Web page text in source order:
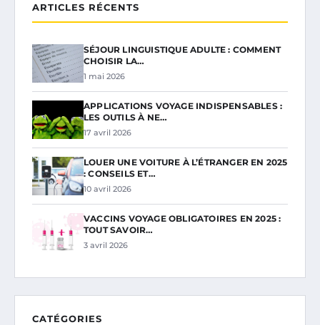
ARTICLES RÉCENTS
SÉJOUR LINGUISTIQUE ADULTE : COMMENT
CHOISIR LA…
1 mai 2026
APPLICATIONS VOYAGE INDISPENSABLES :
LES OUTILS À NE…
17 avril 2026
LOUER UNE VOITURE À L’ÉTRANGER EN 2025
: CONSEILS ET…
10 avril 2026
VACCINS VOYAGE OBLIGATOIRES EN 2025 :
TOUT SAVOIR…
3 avril 2026
CATÉGORIES